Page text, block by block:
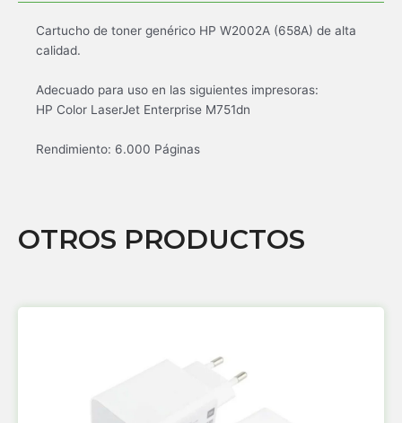
Cartucho de toner genérico HP W2002A (658A) de alta
calidad.
Adecuado para uso en las siguientes impresoras:
HP Color LaserJet Enterprise M751dn
Rendimiento: 6.000 Páginas
OTROS PRODUCTOS